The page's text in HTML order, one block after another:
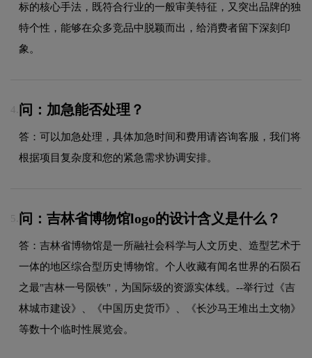
标的核心手法，既符合行业的一般审美特征，又突出品牌的独
特个性，能够在众多竞品中脱颖而出，给消费者留下深刻印
象。
4. 问：加急能否处理？
答：可以加急处理，具体加急时间和费用请咨询客服，我们将
根据项目复杂度和您的紧急需求协调安排。
5. 问：吉林省博物馆logo的设计含义是什么？
答：吉林省博物馆是一所融社会科学与人文历史、造型艺术于
一体的地区综合型历史博物馆。个人收藏有闻名世界的石陨石
之最"吉林一号陨铁"，为国际级的资源实体线。--举行过《吉
林城市建设》、《中国历史货币》、《长沙马王堆出土文物》
等数十个临时性展览会。